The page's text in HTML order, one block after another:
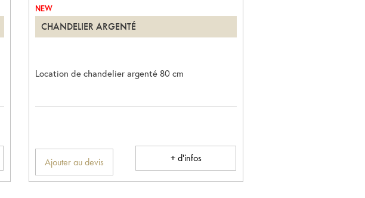
NEW
CHANDELIER ARGENTÉ
Location de chandelier argenté 80 cm
Ajouter au devis + d'infos